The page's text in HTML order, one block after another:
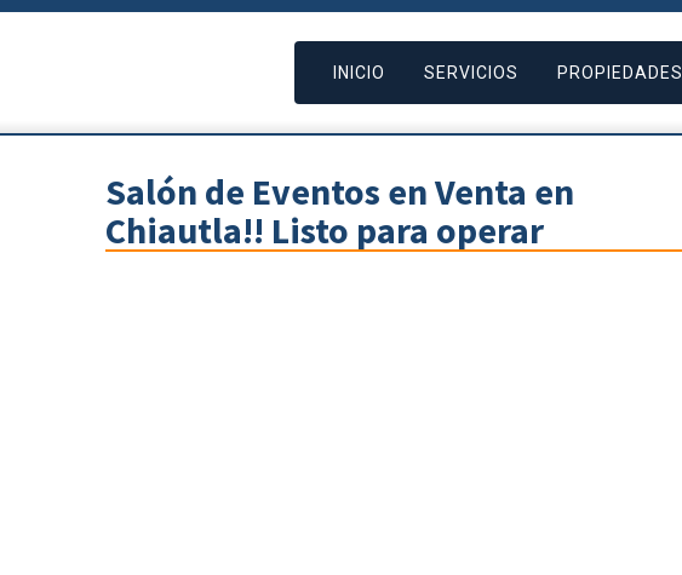
INICIO SERVICIOS PROPIEDADES
Salón de Eventos en Venta en
Chiautla!! Listo para operar